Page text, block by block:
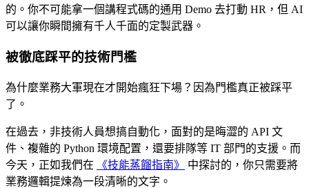
的。你不可能拿一個講程式碼的通用 Demo 去打動 HR，但 AI
可以讓你瞬間擁有千人千面的定製武器。
被徹底踩平的技術門檻
為什麼業務大軍現在才開始瘋狂下場？因為門檻真正被踩平
了。
在過去，非技術人員想搞自動化，面對的是晦澀的 API 文
件、複雜的 Python 環境配置，還要排隊等 IT 部門的支援。而
今天，正如我們在
《技能蒸餾指南》
中探討的，你只需要將
業務邏輯提煉為一段清晰的文字。